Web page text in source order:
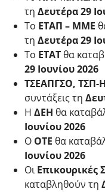
τη Δευτέρα 29
Το ΕΤΑΠ – ΜΜΕ
τη Δευτέρα 29
Το ΕΤΑΤ θα
29 Ιουνίου 2026
ΤΣΕΑΠΓΣΟ, ΤΣΠ-
συντάξεις τη
Η ΔΕΗ θα
Ιουνίου 2026
Ο ΟΤΕ θα
Ιουνίου 2026
ΟιΕπικουρικές
καταβληθούν τη